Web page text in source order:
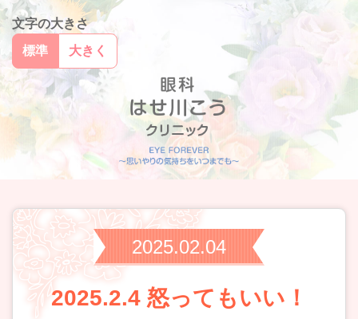
文字の大きさ
標準
大きく
2025.02.04
2025.2.4 怒ってもいい！